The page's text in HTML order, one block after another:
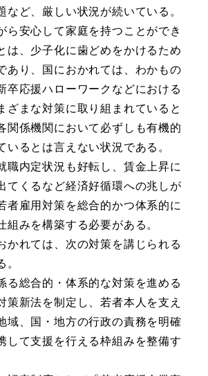
など、厳しい状況が続いている。
安心して家庭を持つことができ
は、少子化に歯どめをかけるため
あり、国におかれては、わかもの
卒応援ハローワークなどにおける
ざまな対策に取り組まれていると
関係機関において必ずしも有機的
いるとは言えない状況である。
内定状況も好転し、賃金上昇に
てくるなど経済好循環への兆しが
者雇用対策を総合的かつ体系的に
みを構築する必要がある。
れては、次の対策を講じられる
総合的・体系的な対策を進める
策新法を制定し、若者本人を支え
域、国・地方の行政の責務を明確
して支援を行える枠組みを整備す